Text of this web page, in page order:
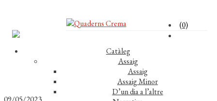
(0)
Catàleg
Assaig
Assaig
Assaig Minor
D’un dia a l’altre